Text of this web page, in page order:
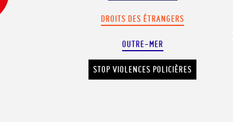
DROITS DES ÉTRANGERS
OUTRE-MER
STOP VIOLENCES POLICIÈRES